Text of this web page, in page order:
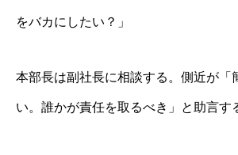
をバカにしたい？」
本部長は副社長に相談する。側近が「
い。誰かが責任を取るべき」と助言す